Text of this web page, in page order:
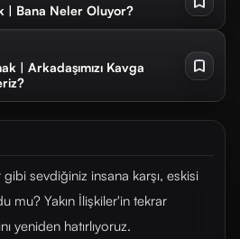
| Bana Neler Oluyor?
| Arkadaşımızı Kavga
sevdiğiniz insana karşı, eskisi
mu? Yakın İlişkiler'in tekrar
yeniden hatırlıyoruz.